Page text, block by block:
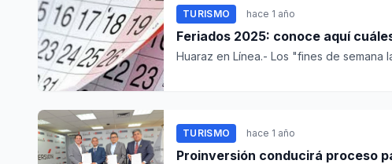
TURISMO hace 1 año
Feriados 2025: conoce aquí
Huaraz en Línea.- Los "fines de
TURISMO hace 1 año
Proinversión conducirá proceso